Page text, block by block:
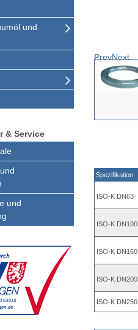
und
& Service
und
PrevNext
Spezifikation
ISO-K DN63
ISO-K DN100
ISO-K DN160
ISO-K DN200
ISO-K DN250